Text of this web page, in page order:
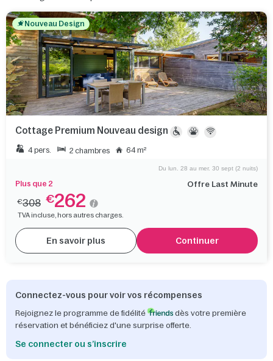
Nouveau Design
Cottage Premium Nouveau design
4 pers. 2 chambres 64 m²
Plus que 2 Offre Last Minute
Du lun. 28 au mer. 30 sept (2 nuits)
€308 €262
TVA incluse, hors autres charges.
En savoir plus Continuer
Connectez-vous pour voir vos récompenses
Rejoignez le programme de fidélité
dès votre première
réservation et bénéficiez d'une surprise offerte.
Se connecter ou s’inscrire